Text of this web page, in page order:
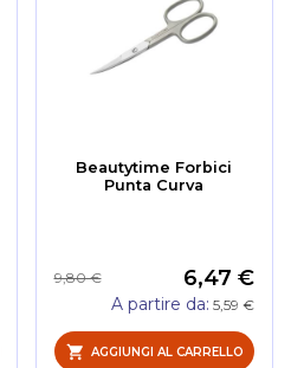
Beautytime Forbici
Punta Curva
6,47 €
9,80 €
A partire da 5,59 €
AGGIUNGI AL CARRELLO